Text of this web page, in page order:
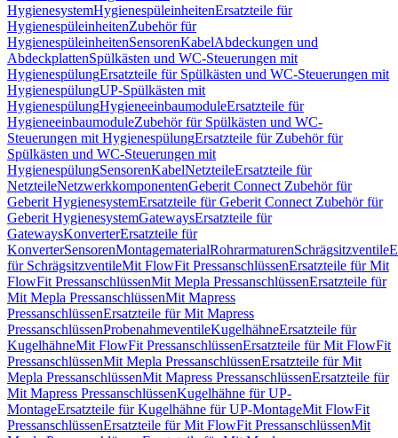
HygienesystemHygienespüleinheitenErsatzteile für
HygienespüleinheitenZubehör für
HygienespüleinheitenSensorenKabelAbdeckungen und
AbdeckplattenSpülkästen und WC-Steuerungen mit
HygienespülungErsatzteile für Spülkästen und WC-Steuerungen mit
HygienespülungUP-Spülkästen mit
HygienespülungHygieneeinbaumoduleErsatzteile für
HygieneeinbaumoduleZubehör für Spülkästen und WC-
Steuerungen mit HygienespülungErsatzteile für Zubehör für
Spülkästen und WC-Steuerungen mit
HygienespülungSensorenKabelNetzteileErsatzteile für
NetzteileNetzwerkkomponentenGeberit Connect Zubehör für
Geberit HygienesystemErsatzteile für Geberit Connect Zubehör für
Geberit HygienesystemGatewaysErsatzteile für
GatewaysKonverterErsatzteile für
KonverterSensorenMontagematerialRohrarmaturenSchrägsitzventile
für SchrägsitzventileMit FlowFit PressanschlüssenErsatzteile für Mit
FlowFit PressanschlüssenMit Mepla PressanschlüssenErsatzteile für
Mit Mepla PressanschlüssenMit Mapress
PressanschlüssenErsatzteile für Mit Mapress
PressanschlüssenProbenahmeventileKugelhähneErsatzteile für
KugelhähneMit FlowFit PressanschlüssenErsatzteile für Mit FlowFit
PressanschlüssenMit Mepla PressanschlüssenErsatzteile für Mit
Mepla PressanschlüssenMit Mapress PressanschlüssenErsatzteile für
Mit Mapress PressanschlüssenKugelhähne für UP-
MontageErsatzteile für Kugelhähne für UP-MontageMit FlowFit
PressanschlüssenErsatzteile für Mit FlowFit PressanschlüssenMit